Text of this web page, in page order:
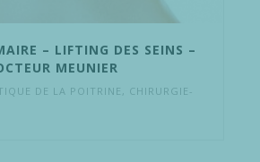
– LIFTING DES SEINS –
MEUNIER
DE LA POITRINE , CHIRURGIE-